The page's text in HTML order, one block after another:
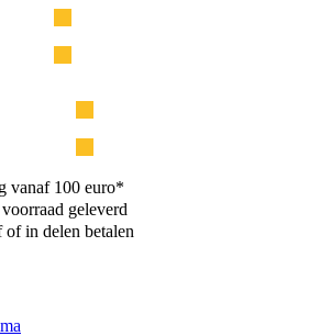
vanaf 100 euro*
geleverd
of in delen betalen